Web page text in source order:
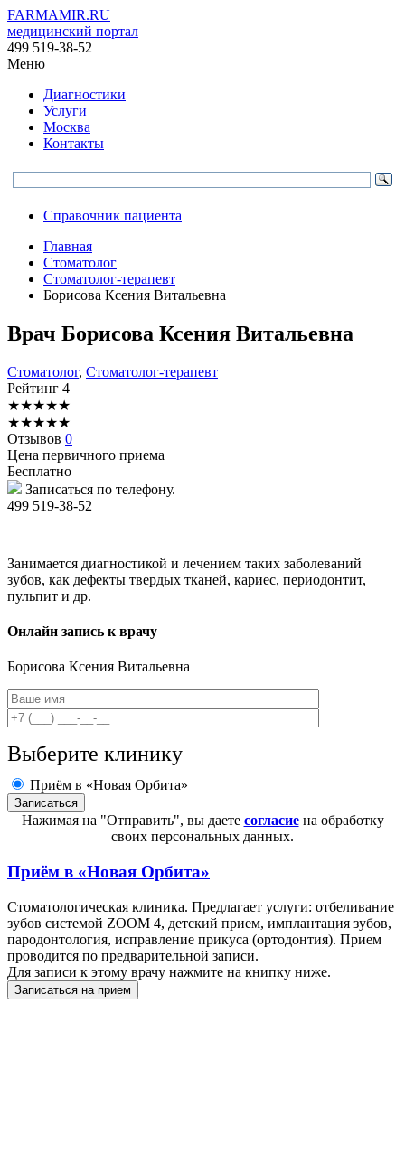
FARMAMIR.RU
медицинский портал
499 519-38-52
Меню
Диагностики
Услуги
Москва
Контакты
Справочник пациента
Главная
Стоматолог
Стоматолог-терапевт
Борисова Ксения Витальевна
Врач Борисова Ксения Витальевна
Стоматолог, Стоматолог-терапевт
Рейтинг 4
★★★★★
★★★★★
Отзывов 0
Цена первичного приема
Бесплатно
Записаться по телефону.
499 519-38-52
Занимается диагностикой и лечением таких заболеваний
зубов, как дефекты твердых тканей, кариес, периодонтит,
пульпит и др.
Онлайн запись к врачу
Борисова Ксения Витальевна
Выберите клинику
Приём в «Новая Орбита»
Нажимая на "Отправить", вы даете согласиена обработку
своих персональных данных.
Приём в «Новая Орбита»
Стоматологическая клиника. Предлагает услуги: отбеливание
зубов системой ZOOM 4, детский прием, имплантация зубов,
пародонтология, исправление прикуса (ортодонтия). Прием
проводится по предварительной записи.
Для записи к этому врачу нажмите на книпку ниже.
Записаться на прием